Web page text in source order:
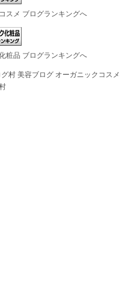
スメ ブログランキングへ
粧品 ブログランキングへ